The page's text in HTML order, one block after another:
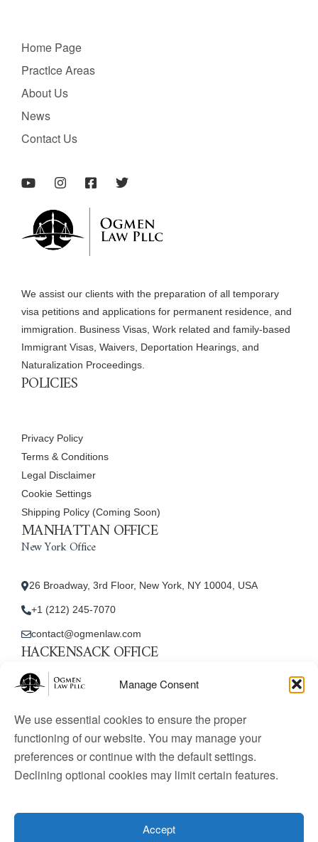
Manage Consent
We use essential cookies to ensure the proper
functioning of our website. You may manage your
preferences or continue with the default settings.
Declining optional cookies may limit certain features.
Accept
Home Page
PractIce Areas
About Us
News
Contact Us
We assist our clients with the preparation of all temporary
visa petitions and applications for permanent residence, and
immigration. Business Visas, Work related and family-based
Immigrant Visas, Waivers, Deportation Hearings, and
Naturalization Proceedings.
POLICIES
Privacy Policy
Terms & Conditions
Legal Disclaimer
Cookie Settings
Shipping Policy (Coming Soon)
MANHATTAN OFFICE
New York Office
26 Broadway, 3rd Floor, New York, NY 10004, USA
+1 (212) 245-7070
contact@ogmenlaw.com
HACKENSACK OFFICE
New Jersey Office
contact@ogmenlaw.com
content is for informational purposes only and does not